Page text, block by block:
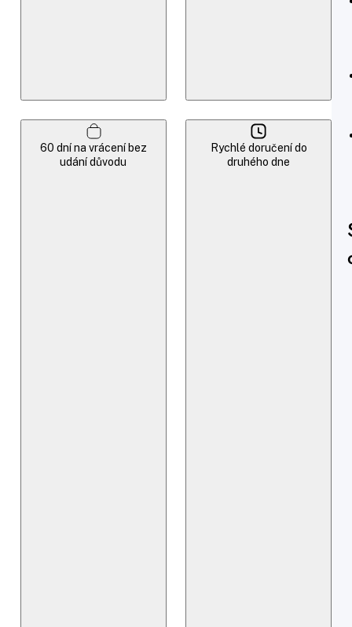
60 dní na vrácení bez
udání důvodu
Rychlé doručení do
druhého dne